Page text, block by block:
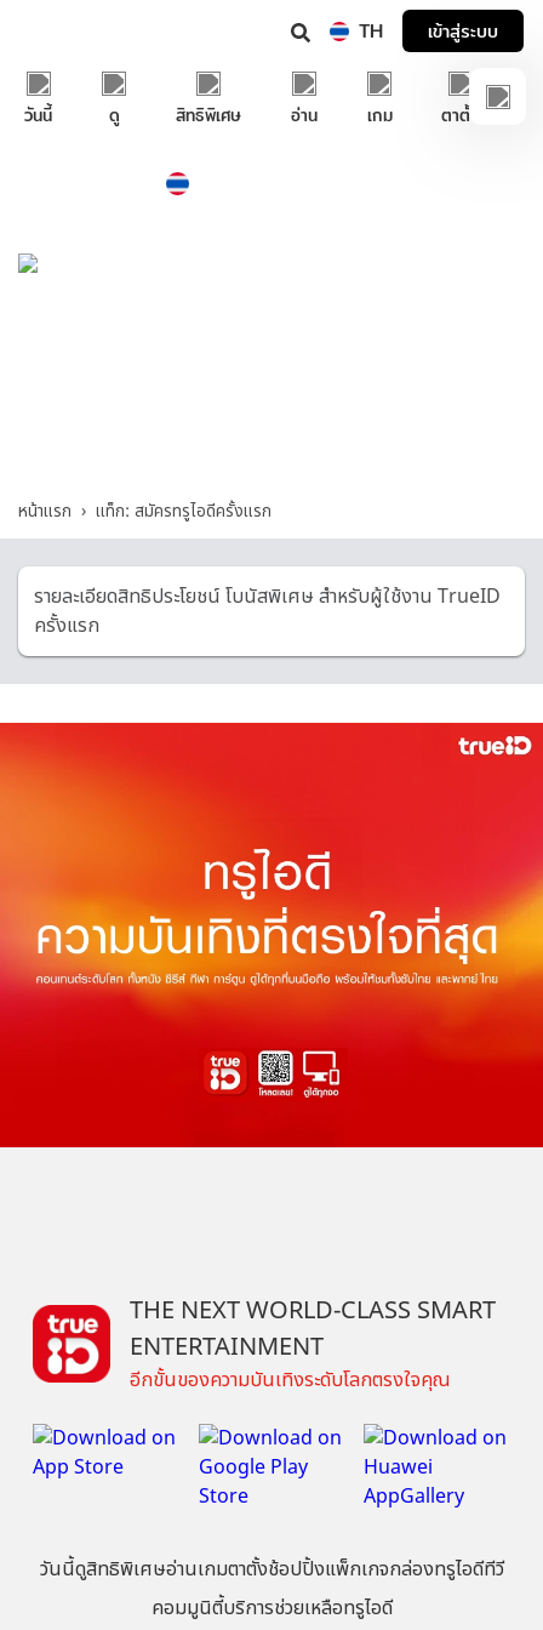
TH เข้าสู่ระบบ
วันนี้ ดู สิทธิพิเศษ อ่าน เกม ตาตั้ง
หน้าแรก แท็ก: สมัครทรูไอดีครั้งแรก
รายละเอียดสิทธิประโยชน์ โบนัสพิเศษ สำหรับผู้ใช้งาน TrueID
ครั้งแรก
THE NEXT WORLD-CLASS SMART
ENTERTAINMENT
อีกขั้นของความบันเทิงระดับโลกตรงใจคุณ
วันนี้ดูสิทธิพิเศษอ่านเกมตาตั้งช้อปปิ้งแพ็กเกจกล่องทรูไอดีทีวี
คอมมูนิตี้บริการช่วยเหลือทรูไอดี